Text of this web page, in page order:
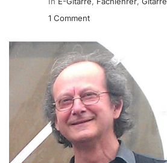
1 Comment